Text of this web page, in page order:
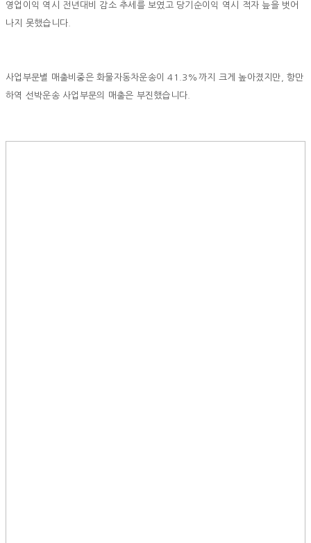
영업이익 역시 전년대비 감소 추세를 보였고 당기순이익 역시 적자 늪을 벗어
나지 못했습니다.
사업부문별 매출비중은 화물자동차운송이 41.3%까지 크게 높아졌지만, 항만
하역 선박운송 사업부문의 매출은 부진했습니다.